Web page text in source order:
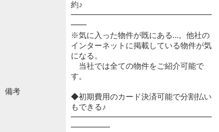
備考
約♪
━━━━━━━━━━━━━━━━━━
━━
※気に入った物件が既にある...。他社の
インターネットに掲載している物件が気
になる。
当社では全ての物件をご紹介可能で
す。
◆初期費用のカード決済可能で分割払い
もできる♪
━━━━━━━━━━━━━━━━━━
━━━━━